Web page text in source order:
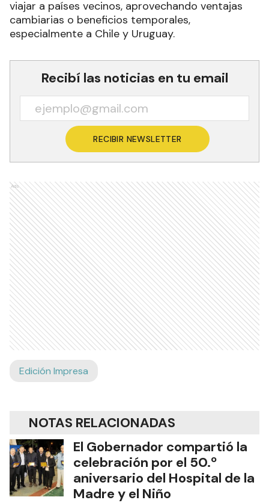
viajar a países vecinos, aprovechando ventajas
cambiarias o beneficios temporales,
especialmente a Chile y Uruguay.
Recibí las noticias en tu email
RECIBIR NEWSLETTER
Ads
Edición Impresa
NOTAS RELACIONADAS
El Gobernador compartió la
celebración por el 50.º
aniversario del Hospital de la
Madre y el Niño